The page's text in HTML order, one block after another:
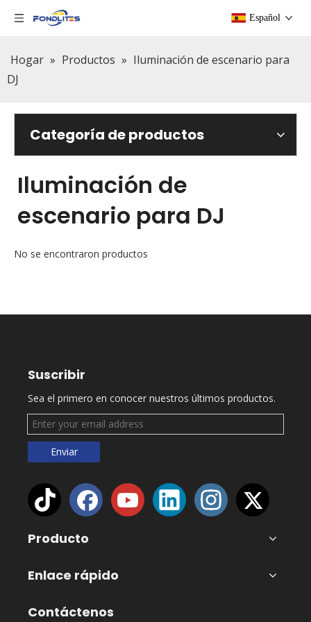
Español
Hogar » Productos » Iluminación de escenario para
DJ
Categoría de productos
Iluminación de
escenario para DJ
No se encontraron productos
Suscribir
Sea el primero en conocer nuestros últimos productos.
Enviar
Producto
Enlace rápido
Contáctenos